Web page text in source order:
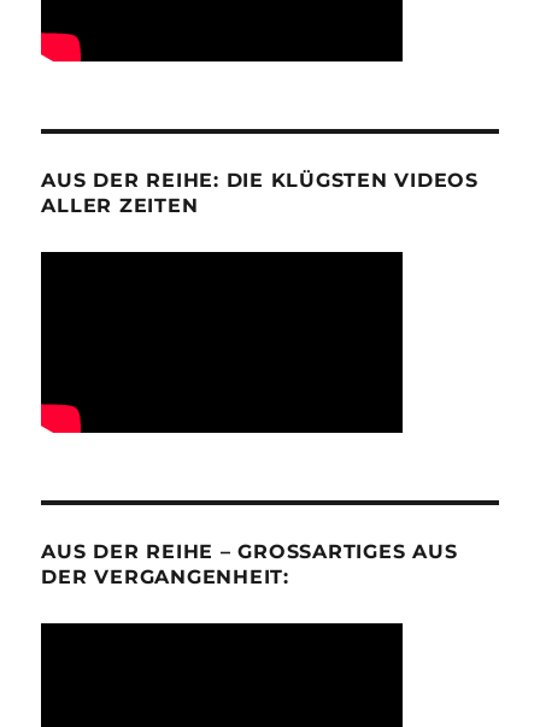
AUS DER REIHE: DIE KLÜGSTEN VIDEOS
ALLER ZEITEN
AUS DER REIHE – GROSSARTIGES AUS D
ER VERGANGENHEIT: